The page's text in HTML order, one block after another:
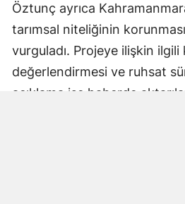
Öztunç ayrıca
tarımsal niteliğinin
vurguladı. Projeye ilişkin ilgili
değerlendirmesi ve ruhsat
açıklama ise haberde